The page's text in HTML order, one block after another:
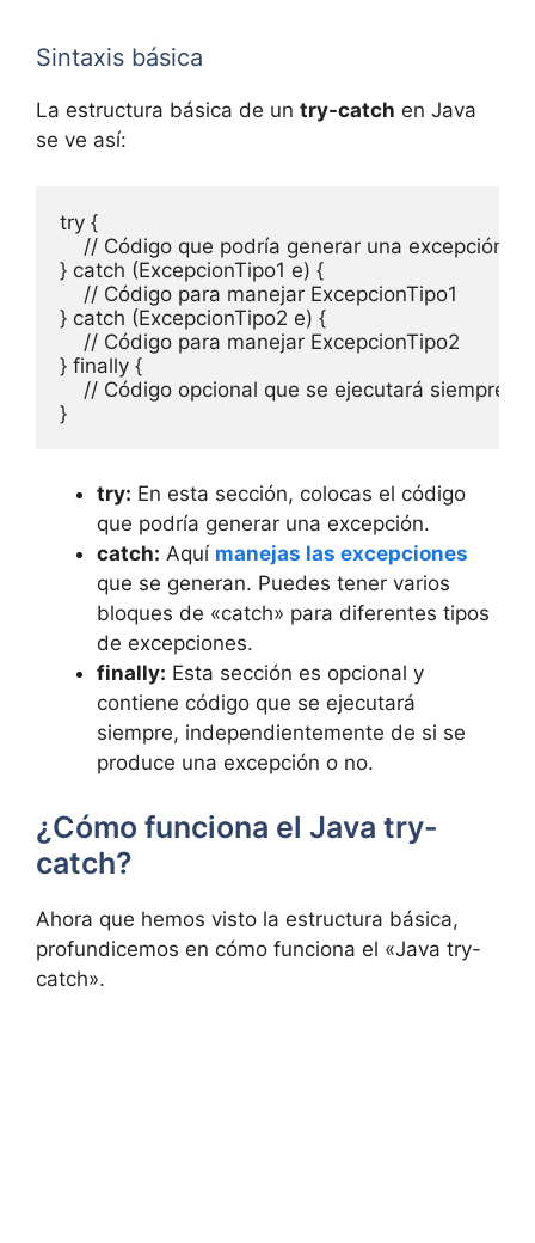
Sintaxis básica
La estructura básica de un try-catch en Java
se ve así:
try {
    // Código que podría generar una excepción
} catch (ExcepcionTipo1 e) {
    // Código para manejar ExcepcionTipo1
} catch (ExcepcionTipo2 e) {
    // Código para manejar ExcepcionTipo2
} finally {
// Código opcional que se ejecutará siempre,
try: En esta sección, colocas el código
que podría generar una excepción.
catch: Aquí manejas las excepciones
que se generan. Puedes tener varios
bloques de «catch» para diferentes tipos
de excepciones.
finally: Esta sección es opcional y
contiene código que se ejecutará
siempre, independientemente de si se
produce una excepción o no.
¿Cómo funciona el Java try-
catch?
Ahora que hemos visto la estructura básica,
profundicemos en cómo funciona el «Java try-
catch».